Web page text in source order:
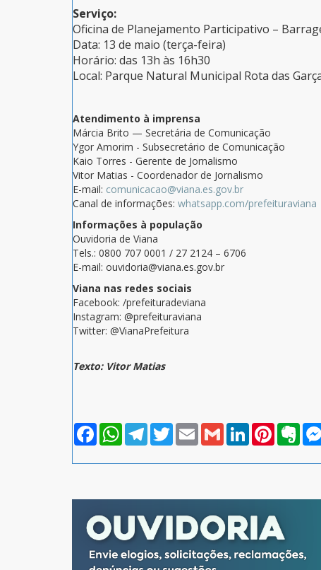
Serviço:
Oficina de Planejamento Participativo –
Data: 13 de maio (terça-feira)
Horário: das 13h às 16h30
Local: Parque Natural Municipal Rota das
Atendimento à imprensa
Márcia Brito — Secretária de Comunicação
Ygor Amorim - Subsecretário de Comunicação
Kaio Torres - Gerente de Jornalismo
Vitor Matias - Coordenador de Jornalismo
E-mail: comunicacao@viana.es.gov.br
Canal de informações: whatsapp.com/prefeituraviana
Informações à população
Ouvidoria de Viana
Tels.: 0800 707 0001 / 27 2124 – 6706
E-mail: ouvidoria@viana.es.gov.br
Viana nas redes sociais
Facebook: /prefeituradeviana
Instagram: @prefeituraviana
Twitter: @VianaPrefeitura
Texto: Vitor Matias
FacebookWhatsAppTelegramTwitterEmail Gmail LinkedInPinterest